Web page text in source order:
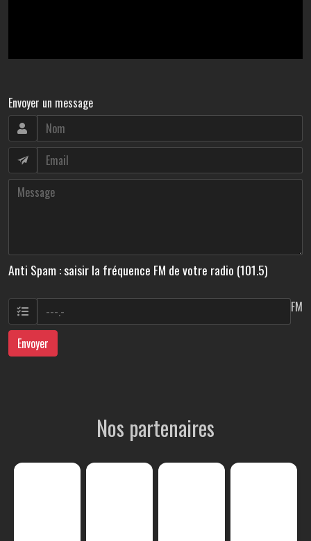
Envoyer un message
Anti Spam : saisir la fréquence FM de votre radio (101.5)
FM
Envoyer
Nos partenaires